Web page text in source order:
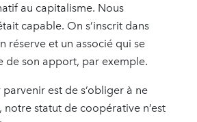
au capitalisme. Nous
capable. On s’inscrit dans
réserve et un associé qui se
de son apport, par exemple.
est de s’obliger à ne
statut de coopérative n’est